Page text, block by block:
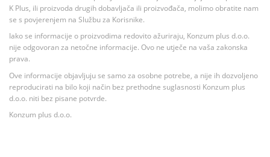
K Plus, ili proizvoda drugih dobavljača ili proizvođača, molimo obratite nam
se s povjerenjem na Službu za Korisnike.
Iako se informacije o proizvodima redovito ažuriraju, Konzum plus d.o.o.
nije odgovoran za netočne informacije. Ovo ne utječe na vaša zakonska
prava.
Ove informacije objavljuju se samo za osobne potrebe, a nije ih dozvoljeno
reproducirati na bilo koji način bez prethodne suglasnosti Konzum plus
d.o.o. niti bez pisane potvrde.
Konzum plus d.o.o.